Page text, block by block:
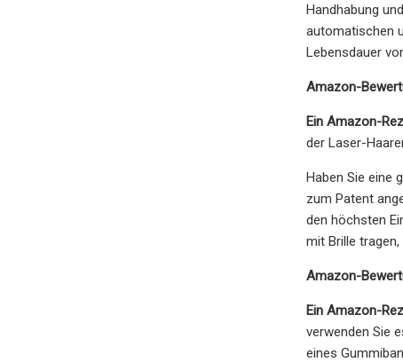
Handhabung
automatischen
Lebensdauer
Amazon-
Ein Amazon-
der Laser-
Haben Sie eine
zum Patent
den höchsten
mit Brille
Amazon-
Ein Amazon-
verwenden Sie
eines